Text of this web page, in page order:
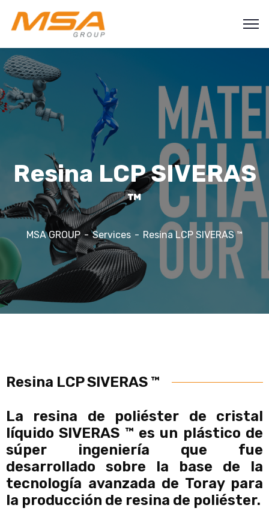
Resina LCP SIVERAS
™
MSA GROUP Services Resina LCP SIVERAS ™
Resina LCP SIVERAS ™
La resina de poliéster de cristal
líquido SIVERAS ™ es un plástico de
súper ingeniería que fue
desarrollado sobre la base de la
tecnología avanzada de Toray para
la producción de resina de poliéster.